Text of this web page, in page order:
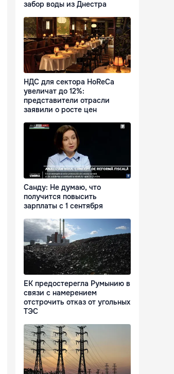
забор воды из Днестра
НДС для сектора HoReCa
увеличат до 12%:
представители отрасли
заявили о росте цен
Санду: Не думаю, что
получится повысить
зарплаты с 1 сентября
ЕК предостерегла Румынию в
связи с намерением
отстрочить отказ от угольных
ТЭС